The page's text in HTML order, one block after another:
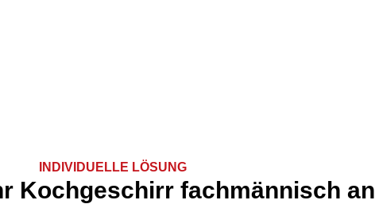
INDIVIDUELLE LÖSUNG
Kochgeschirr fachmännisch an